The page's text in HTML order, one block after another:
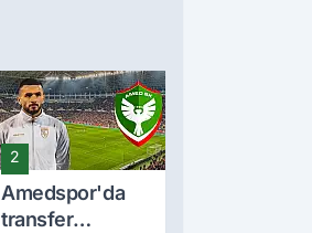
2
Amedspor'da
transfer